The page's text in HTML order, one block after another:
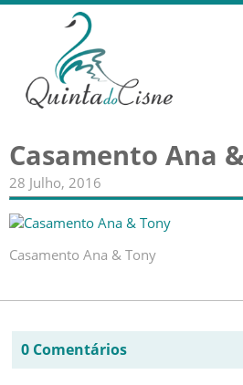
Casamento Ana
28 Julho, 2016
Casamento Ana & Tony
0 Comentários